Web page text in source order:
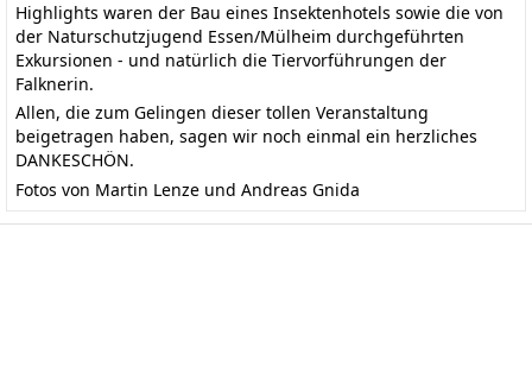
Highlights waren der Bau eines Insektenhotels sowie die von
der Naturschutzjugend Essen/Mülheim durchgeführten
Exkursionen - und natürlich die Tiervorführungen der
Falknerin.
Allen, die zum Gelingen dieser tollen Veranstaltung
beigetragen haben, sagen wir noch einmal ein herzliches
DANKESCHÖN.
Fotos von Martin Lenze und Andreas Gnida